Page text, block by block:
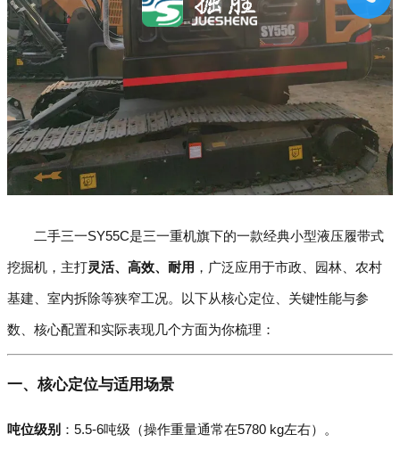
二手三一SY55C是三一重机旗下的一款经典小型液压履带式
挖掘机，主打灵活、高效、耐用 ，广泛应用于市政、园林、农村
基建、室内拆除等狭窄工况。以下从核心定位、关键性能与参
数、核心配置和实际表现几个方面为你梳理：
一、核心定位与适用场景
吨位级别 ：5.5-6吨级（操作重量通常在5780 kg左右）。